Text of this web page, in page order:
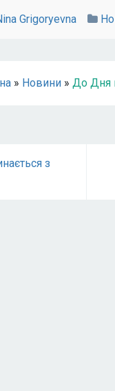
Grigoryevna
» Новини » До Дня
з